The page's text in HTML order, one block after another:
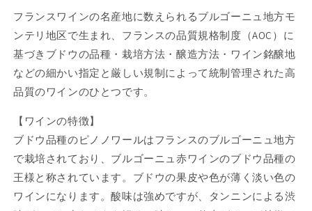
フランスワインの名産地に数えられるブルゴーニュ地方モ
ンテリ地区で生まれ、フランスの品質規格制度（AOC）に
基づきブドウの品種・栽培方法・醸造方法・ワイン銘醸地
などの細かい指定と厳しい規制によって統制管理された高
品質のワインのひとつです。
【ワインの特徴】
ブドウ品種のピノノワールはフランスのブルゴーニュ地方
で栽培されており、ブルゴーニュ赤ワインのブドウ品種の
王様と称されています。ブドウの果皮や色が薄く淡い色の
ワインになります。酸味は強めですが、タンニンによる渋